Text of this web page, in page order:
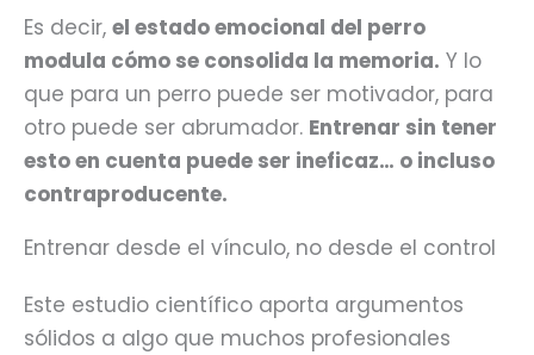
Es decir, el estado emocional del perro
modula cómo se consolida la memoria. Y lo
que para un perro puede ser motivador, para
otro puede ser abrumador. Entrenar sin tener
esto en cuenta puede ser ineficaz… o incluso
contraproducente.
Entrenar desde el vínculo, no desde el control
Este estudio científico aporta argumentos
sólidos a algo que muchos profesionales